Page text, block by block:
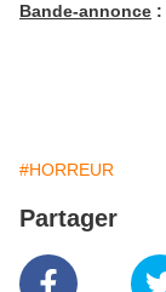
Bande-annonce :
#HORREUR
Partager